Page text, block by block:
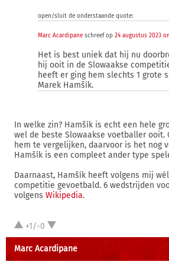
open/sluit de onderstaande quote:
Marc Acardipane schreef op 24 augustus 2023
Het is best uniek dat hij nu
hij ooit in de Slowaakse
heeft er ging hem slechts 1 grote
Marek Hamšík.
In welke zin? Hamšík is echt een hele
wel de beste Slowaakse voetballer ooit.
hem te vergelijken, daarvoor is het nog
Hamšík is een compleet ander type
Daarnaast, Hamšík heeft volgens mij
competitie gevoetbald. 6 wedstrijden
volgens Wikipedia.
+1/-0
Marc Acardipane